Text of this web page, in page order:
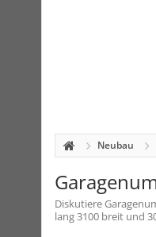
Neubau
Diskutiere
lang 3100 breit und